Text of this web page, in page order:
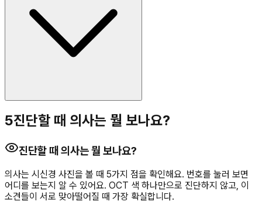
5진단할 때 의사는 뭘 보나요?
진단할 때 의사는 뭘 보나요?
의사는 시신경 사진을 볼 때 5가지 점을 확인해요. 번호를 눌러 보면
어디를 보는지 알 수 있어요. OCT 색 하나만으로 진단하지 않고, 이
소견들이 서로 맞아떨어질 때 가장 확실합니다.